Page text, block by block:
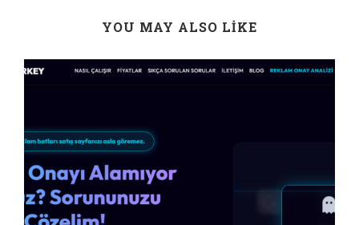
YOU MAY ALSO LIKE